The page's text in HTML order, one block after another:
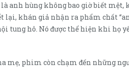
anh hùng không bao giờ biết mệt,
lại, khán giả nhận ra phẩm chất
tung hô. Nó được thể hiện khi họ
mẹ, phim còn chạm đến những